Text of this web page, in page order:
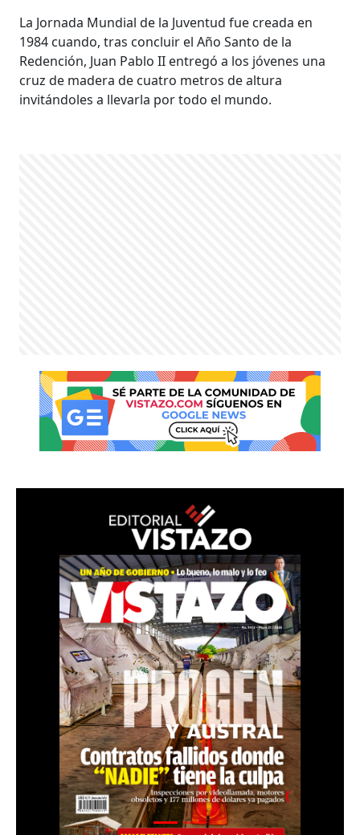
La Jornada Mundial de la Juventud fue creada en
1984 cuando, tras concluir el Año Santo de la
Redención, Juan Pablo II entregó a los jóvenes una
cruz de madera de cuatro metros de altura
invitándoles a llevarla por todo el mundo.